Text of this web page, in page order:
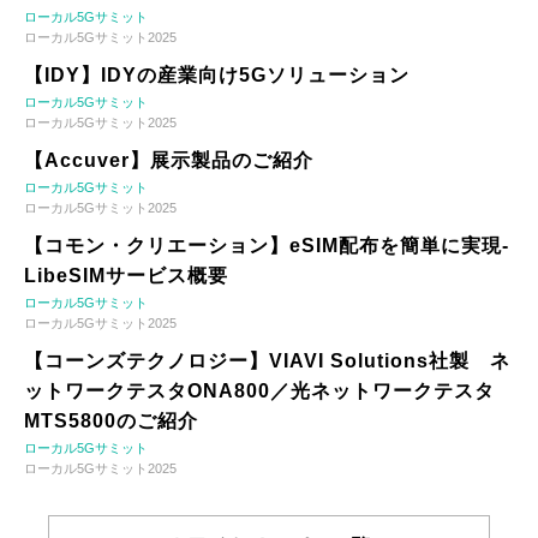
ローカル5Gサミット
ローカル5Gサミット2025
【IDY】IDYの産業向け5Gソリューション
ローカル5Gサミット
ローカル5Gサミット2025
【Accuver】展示製品のご紹介
ローカル5Gサミット
ローカル5Gサミット2025
【コモン・クリエーション】eSIM配布を簡単に実現-
LibeSIMサービス概要
ローカル5Gサミット
ローカル5Gサミット2025
【コーンズテクノロジー】VIAVI Solutions社製 ネ
ットワークテスタONA800／光ネットワークテスタ
MTS5800のご紹介
ローカル5Gサミット
ローカル5Gサミット2025